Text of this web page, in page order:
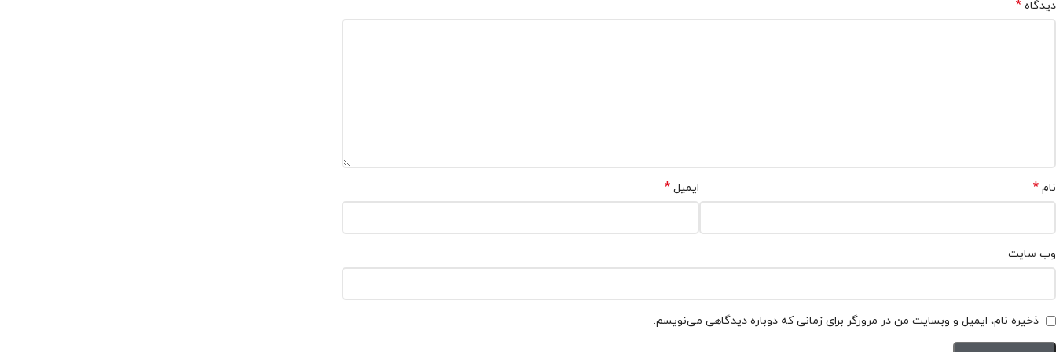
دیدگاه *
نام * ایمیل*
وب‌ سایت
ذخیره نام، ایمیل و وبسایت من در مرورگر برای زمانی که دوباره دیدگاهی می‌نویسم.